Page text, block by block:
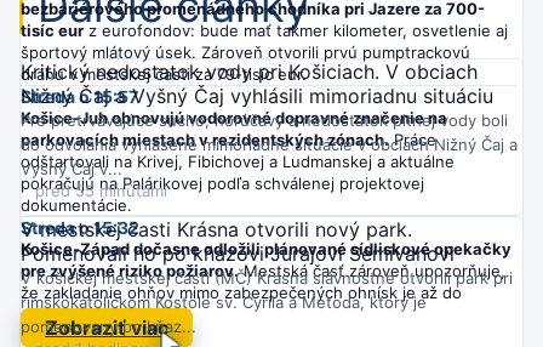
bezbariérového promenádneho chodníka pri Jazere za 700-
tisíc eur z eurofondov: bude mať takmer kilometer, osvetlenie aj
športový mlátový úsek. Zároveň otvorili prvú pumptrackovú
dráhu v mestskej časti za 79-tisíc eur.
Streda o 15:57
Košice-Juh obnovujú vodorovné dopravné značenie na
parkovacích miestach v rezidentských zónach.Práce
odštartovali na Krivej, Fibichovej a Ludmanskej a aktuálne
pokračujú na Palárikovej podľa schválenej projektovej
dokumentácie.
Streda o 15:32
Košice-Západ dočasne odložili plánované sídliskové opekačky
pre zvýšené riziko požiarov.Mestská časť zároveň upozorňuje,
že zakladanie ohňov mimo zabezpečených ohnísk je až do
odvolania zakázané.
Streda o 15:15
Zobraziť viac
Kritický nedostatok vody pri Košiciach. V obciach
Nižný Čaj a Vyšný Čaj vyhlásili mimoriadnu situáciu
Pre pretrvávajúce sucho, horúčavy a nedostatok pitnej vody boli
do odvolania vyhlásené mimoriadne situácie v obciach Nižný Čaj a
Vyšný Čaj v...
pred 55 minútami
V mestskej časti Krásna otvorili nový park.
Pomenovali ho po kňazovi Jurajovi Semivanovi
V košickej mestskej časti (MČ) Krásna slávnostne otvorili park pri
rímskokatolíckom Kostole sv. Cyrila a Metoda, ktorý je
pomenovaný po kňaz...